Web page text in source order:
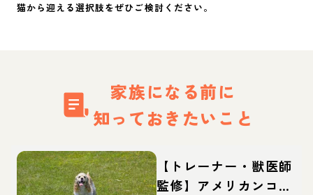
猫から迎える選択肢をぜひご検討ください。
家族になる前に
知っておきたいこと
【トレーナー・獣医師
監修】アメリカンコッ